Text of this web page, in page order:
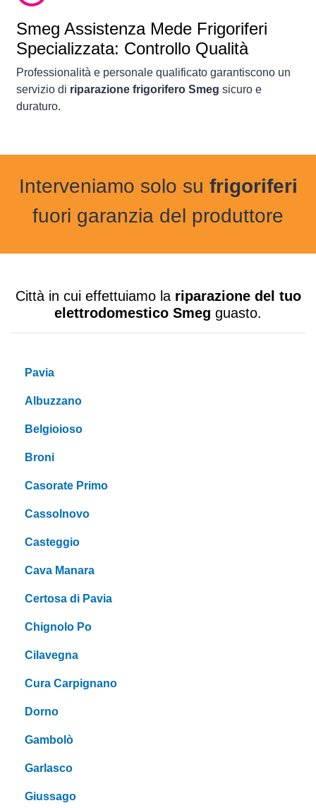
Smeg Assistenza Mede Frigoriferi
Specializzata: Controllo Qualità
Professionalità e personale qualificato garantiscono un
servizio di riparazione frigorifero Smeg sicuro e
duraturo.
Interveniamo solo su frigoriferi
fuori garanzia del produttore
Città in cui effettuiamo la riparazione del tuo
elettrodomestico Smeg guasto.
Pavia
Albuzzano
Belgioioso
Broni
Casorate Primo
Cassolnovo
Casteggio
Cava Manara
Certosa di Pavia
Chignolo Po
Cilavegna
Cura Carpignano
Dorno
Gambolò
Garlasco
Giussago